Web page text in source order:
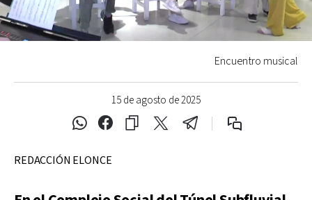
15 de agosto de 2025
Encuentro musical
REDACCIÓN ELONCE